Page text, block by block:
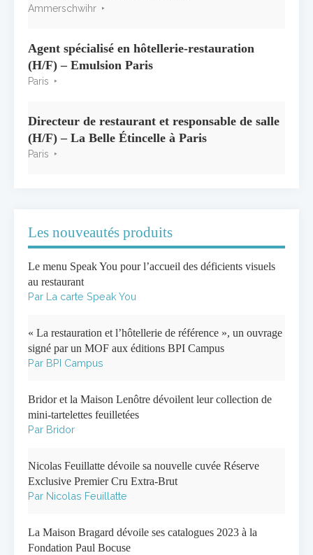
Ammerschwihr
Agent spécialisé en hôtellerie-restauration
(H/F) – Emulsion Paris
Paris
Directeur de restaurant et responsable de salle
(H/F) – La Belle Étincelle à Paris
Paris
Les nouveautés produits
Le menu Speak You pour l’accueil des déficients visuels
au restaurant
Par La carte Speak You
« La restauration et l’hôtellerie de référence », un ouvrage
signé par un MOF aux éditions BPI Campus
Par BPI Campus
Bridor et la Maison Lenôtre dévoilent leur collection de
mini-tartelettes feuilletées
Par Bridor
Nicolas Feuillatte dévoile sa nouvelle cuvée Réserve
Exclusive Premier Cru Extra-Brut
Par Nicolas Feuillatte
La Maison Bragard dévoile ses catalogues 2023 à la
Fondation Paul Bocuse